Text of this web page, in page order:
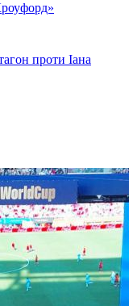
проти Іана